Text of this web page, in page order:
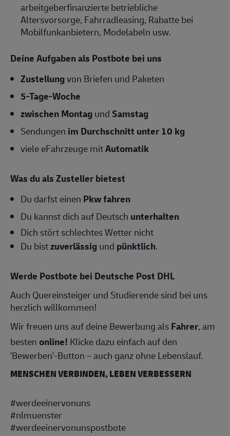
arbeitgeberfinanzierte betriebliche
Altersvorsorge, Fahrradleasing, Rabatte bei
Mobilfunkanbietern, Modelabeln usw.
Deine Aufgaben als Postbote bei uns
Zustellungvon Briefen und Paketen
5-Tage-Woche
zwischen MontagundSamstag
Sendungen im Durchschnitt unter 10 kg
viele eFahrzeuge mitAutomatik
Was du als Zusteller bietest
Du darfst einen Pkw fahren
Du kannst dich auf Deutsch unterhalten
Dich stört schlechtes Wetter nicht
Du bistzuverlässigund pünktlich.
Werde Postbote bei Deutsche Post DHL
Auch Quereinsteiger und Studierende sind bei uns
herzlich willkommen!
Wir freuen uns auf deine Bewerbung alsFahrer, am
bestenonline! Klicke dazu einfach auf den
'Bewerben'-Button – auch ganz ohne Lebenslauf.
MENSCHEN VERBINDEN, LEBEN VERBESSERN
#werdeeinervonuns
#nlmuenster
#werdeeinervonunspostbote